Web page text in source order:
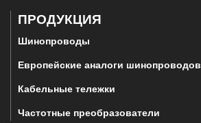
ПРОДУКЦИЯ
Шинопроводы
Европейские аналоги шинопроводов
Кабельные тележки
Частотные преобразователи